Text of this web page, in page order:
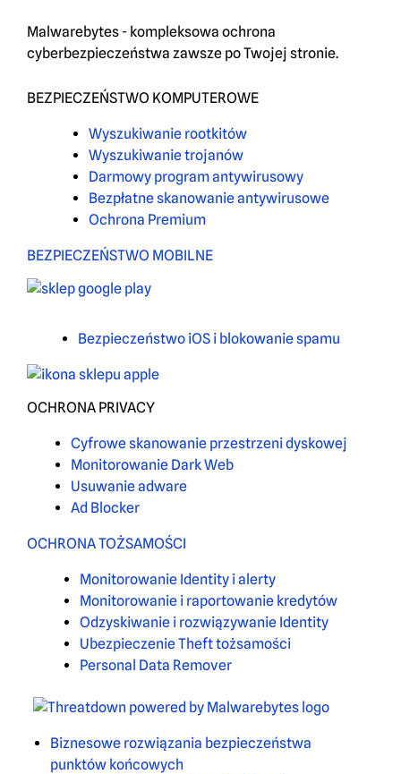
Malwarebytes - kompleksowa ochrona
cyberbezpieczeństwa zawsze po Twojej stronie.
BEZPIECZEŃSTWO KOMPUTEROWE
Wyszukiwanie rootkitów
Wyszukiwanie trojanów
Darmowy program antywirusowy
Bezpłatne skanowanie antywirusowe
Ochrona Premium
BEZPIECZEŃSTWO MOBILNE
Bezpieczeństwo iOS i blokowanie spamu
OCHRONA PRIVACY
Cyfrowe skanowanie przestrzeni dyskowej
Monitorowanie Dark Web
Usuwanie adware
Ad Blocker
OCHRONA TOŻSAMOŚCI
Monitorowanie Identity i alerty
Monitorowanie i raportowanie kredytów
Odzyskiwanie i rozwiązywanie Identity
Ubezpieczenie Theft tożsamości
Personal Data Remover
Biznesowe rozwiązania bezpieczeństwa
punktów końcowych